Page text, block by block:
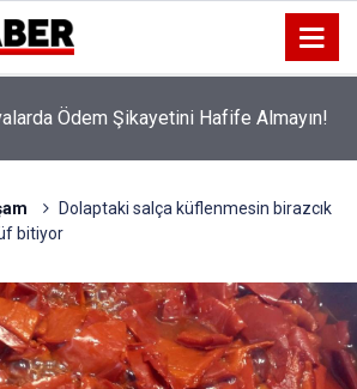
Ödem Şikayetini Hafife Almayın!
Dolaptaki salça küflenmesin birazcık
bitiyor